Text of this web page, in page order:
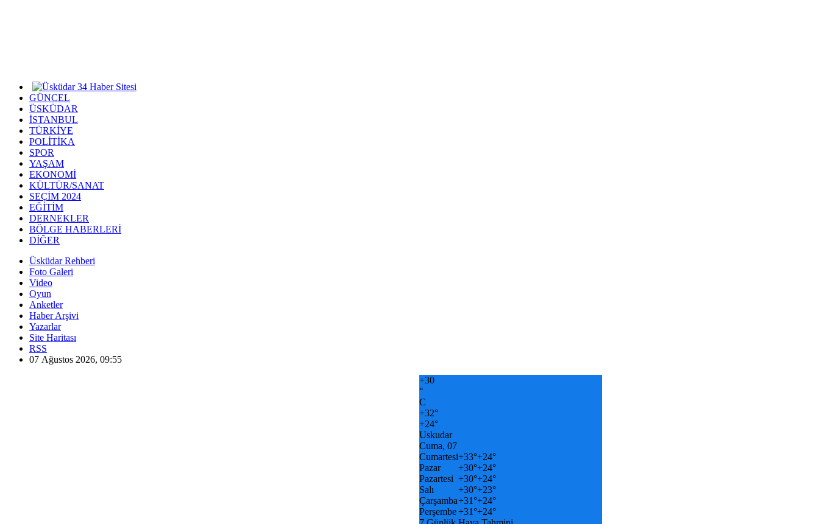
GÜNCEL
ÜSKÜDAR
İSTANBUL
TÜRKİYE
POLİTİKA
SPOR
YAŞAM
EKONOMİ
KÜLTÜR/SANAT
SEÇİM 2024
EĞİTİM
DERNEKLER
BÖLGE HABERLERİ
DİĞER
Üsküdar Rehberi
Foto Galeri
Video
Oyun
Anketler
Haber Arşivi
Yazarlar
Site Haritası
RSS
07 Ağustos 2026, 09:55
+30
°
C
+32°
+24°
Uskudar
Cuma, 07
Cumartesi+33°+24°
Pazar
+30°+24°
Pazartesi +30°+24°
Salı
+30°+23°
Çarşamba+31°+24°
Perşembe+31°+24°